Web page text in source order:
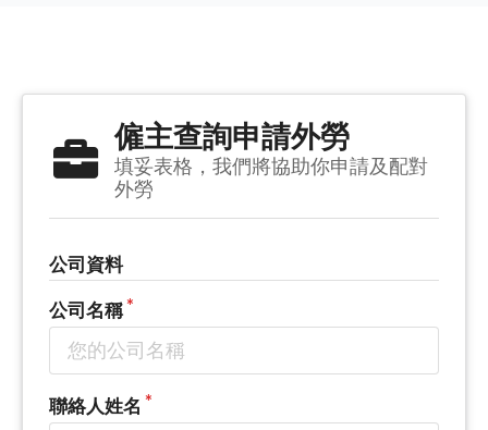
僱主查詢申請外勞
填妥表格，我們將協助你申請及配對
外勞
公司資料
公司名稱
聯絡人姓名